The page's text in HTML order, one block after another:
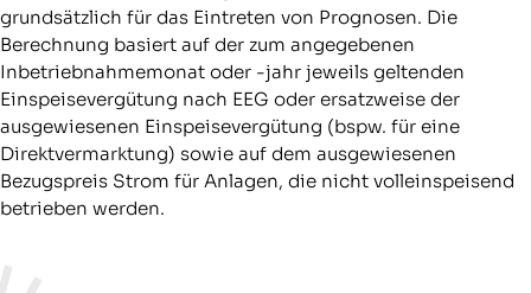
grundsätzlich für das Eintreten von Prognosen. Die
Berechnung basiert auf der zum angegebenen
Inbetriebnahmemonat oder -jahr jeweils geltenden
Einspeisevergütung nach EEG oder ersatzweise der
ausgewiesenen Einspeisevergütung (bspw. für eine
Direktvermarktung) sowie auf dem ausgewiesenen
Bezugspreis Strom für Anlagen, die nicht volleinspeisend
betrieben werden.